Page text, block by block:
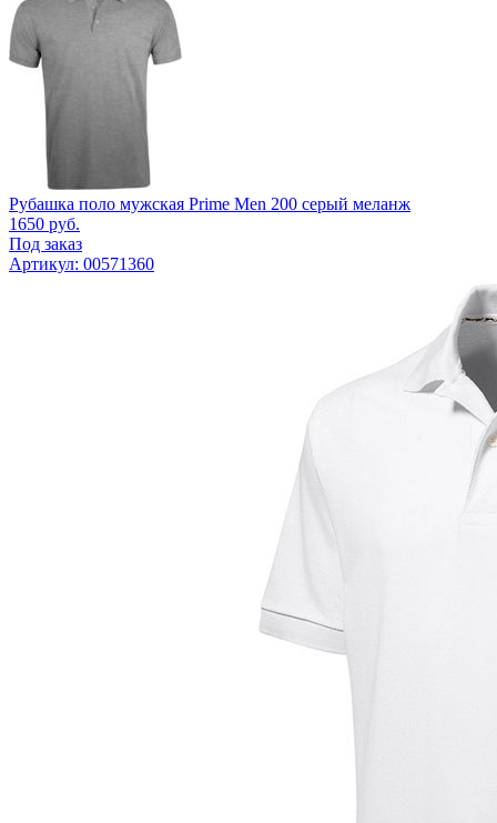
Рубашка поло мужская Prime Men 200 серый меланж
1650 руб.
Под заказ
Артикул: 00571360